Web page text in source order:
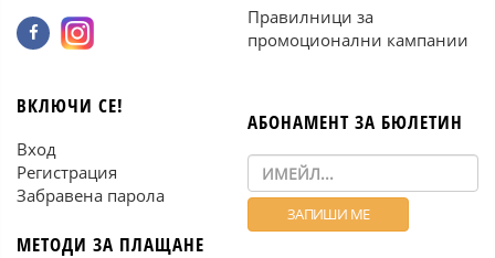
Правилници за
промоционални кампании
ВКЛЮЧИ СЕ!
Вход
Регистрация
Забравена парола
МЕТОДИ ЗА ПЛАЩАНЕ
АБОНАМЕНТ ЗА БЮЛЕТИН